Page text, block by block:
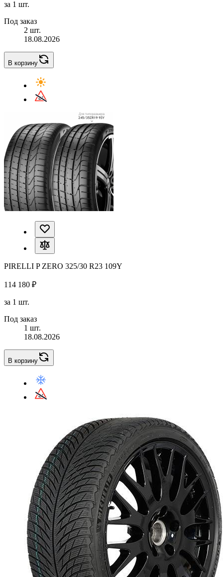
за 1 шт.
Под заказ
2 шт.
18.08.2026
В корзину
PIRELLI P ZERO 325/30 R23 109Y
114 180 ₽
за 1 шт.
Под заказ
1 шт.
18.08.2026
В корзину